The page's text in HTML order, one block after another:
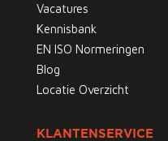
Vacatures
Kennisbank
EN ISO Normeringen
Blog
Locatie Overzicht
KLANTENSERVICE